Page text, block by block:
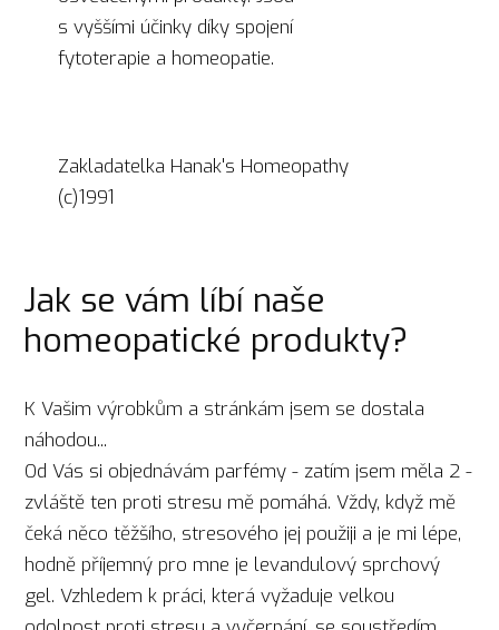
s vyššími účinky díky spojení
fytoterapie a homeopatie.
Zakladatelka Hanak's Homeopathy
(c)1991
Jak se vám líbí naše
homeopatické produkty?
K Vašim výrobkům a stránkám jsem se dostala
náhodou...
Od Vás si objednávám parfémy - zatím jsem měla 2 -
zvláště ten proti stresu mě pomáhá. Vždy, když mě
čeká něco těžšího, stresového jej použiji a je mi lépe,
hodně příjemný pro mne je levandulový sprchový
gel. Vzhledem k práci, která vyžaduje velkou